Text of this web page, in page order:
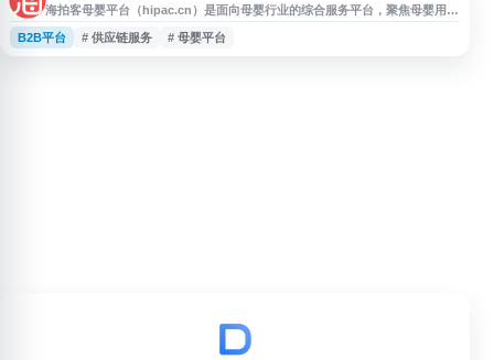
海拍客母婴平台（hipac.cn）是面向母婴行业的综合服务平台，聚焦母婴用
品、渠道合作与门店经营相关需求，为品牌方、经销商及母婴门店提供商品、
供应链和业务协同支持。网站可用于了解海拍客平台业务、母婴行业服务内容
B2B平台 # 供应链服务 # 母婴平台